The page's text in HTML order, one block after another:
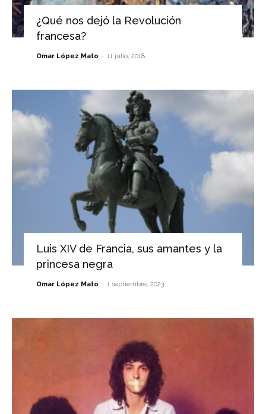
¿Qué nos dejó la Revolución
francesa?
Omar López Mato - 11 julio, 2018
Luis XIV de Francia, sus amantes y la
princesa negra
Omar López Mato - 1 septiembre, 2023